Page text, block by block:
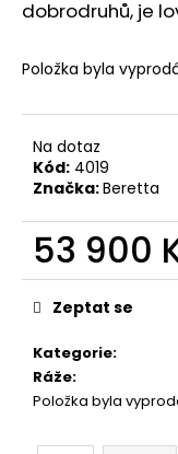
dobrodruhů, je
Položka byla
Na dotaz
Kód: 4019
Značka:Beretta
53 900
Měrná
cena:
Kategorie:
Ráže:
Položka byla
Zeptat se
č
j
m
e
PLETENÁ
ČEPICE
650